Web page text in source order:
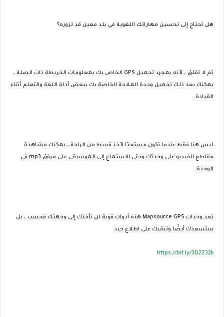
هل تحتاج إلى تحسين مهاراتك اللغوية في بلد معين قد تزوره؟
ثم لا تقلق ، لأنه بمجرد تحميل GPS الخاص بك بمعلومات الخريطة ذات الصلة ،
يمكنك بعد ذلك تحميل وحدة الملاحة الخاصة بك ببعض أدلة اللغة والتعلم أثناء
القيادة.
ليس هذا فقط عندما تكون مستعدًا لأخذ قسط من الراحة ، يمكنك مشاهدة
مقاطع الفيديو على وحدتك وحتى الاستماع إلى الموسيقى على مرفق mp3 في
الوحدة.
تعد وحدات Mapsource GPS هذه أدوات قوية لن تأخذك إلى وجهتك فحسب ، بل
ستسعدك أيضًا وتبقيك على اطلاع جيد.
https://bit.ly/3D2Z32k